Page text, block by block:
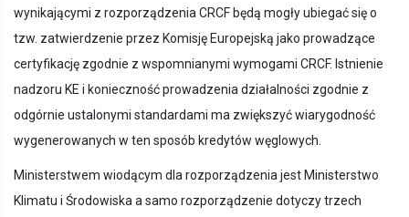
wynikającymi z rozporządzenia CRCF będą mogły ubiegać się o
tzw. zatwierdzenie przez Komisję Europejską jako prowadzące
certyfikację zgodnie z wspomnianymi wymogami CRCF. Istnienie
nadzoru KE i konieczność prowadzenia działalności zgodnie z
odgórnie ustalonymi standardami ma zwiększyć wiarygodność
wygenerowanych w ten sposób kredytów węglowych.
Ministerstwem wiodącym dla rozporządzenia jest Ministerstwo
Klimatu i Środowiska a samo rozporządzenie dotyczy trzech